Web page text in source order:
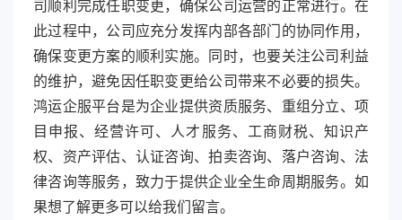
司顺利完成任职变更，确保公司运营的正常进行。在
此过程中，公司应充分发挥内部各部门的协同作用，
确保变更方案的顺利实施。同时，也要关注公司利益
的维护，避免因任职变更给公司带来不必要的损失。
鸿运企服平台是为企业提供资质服务、重组分立、项
目申报、经营许可、人才服务、工商财税、知识产
权、资产评估、认证咨询、拍卖咨询、落户咨询、法
律咨询等服务，致力于提供企业全生命周期服务。如
果想了解更多可以给我们留言。